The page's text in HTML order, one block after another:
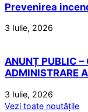
Prevenirea
3 Iulie, 2026
ANUNȚ PUBLIC
ADMINISTRARE
3 Iulie, 2026
Vezi toate noutățile